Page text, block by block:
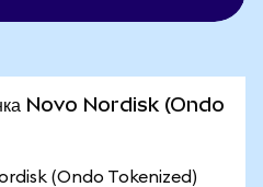
Novo Nordisk (Ondo
(Ondo Tokenized)